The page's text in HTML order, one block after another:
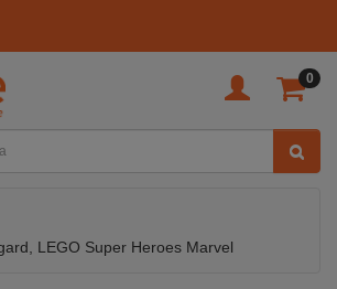
0
LEGO Super Heroes Marvel